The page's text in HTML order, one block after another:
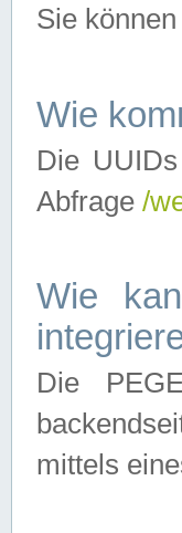
Sie
Wie
Die
Abfrage /
Wie
Die
mittels